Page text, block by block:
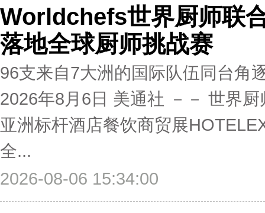
Worldchefs世界厨师联
落地全球厨师挑战赛
96支来自7大洲的国际队伍同台角
2026年8月6日 美通社 －－ 世界
亚洲标杆酒店餐饮商贸展
全...
2026-08-06 15:34:00